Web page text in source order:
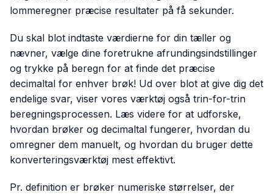
lommeregner præcise resultater på få sekunder.
Du skal blot indtaste værdierne for din tæller og
nævner, vælge dine foretrukne afrundingsindstillinger
og trykke på beregn for at finde det præcise
decimaltal for enhver brøk! Ud over blot at give dig det
endelige svar, viser vores værktøj også trin-for-trin
beregningsprocessen. Læs videre for at udforske,
hvordan brøker og decimaltal fungerer, hvordan du
omregner dem manuelt, og hvordan du bruger dette
konverteringsværktøj mest effektivt.
Pr. definition er brøker numeriske størrelser, der